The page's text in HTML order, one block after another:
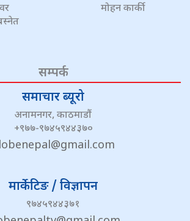
मोहन कार्की
सम्पर्क
समाचार ब्यूरो
अनामनगर, काठमाडौं
+९७७-९७४५९४४३७०
मार्केटिङ / विज्ञापन
९७४५९४४३७१